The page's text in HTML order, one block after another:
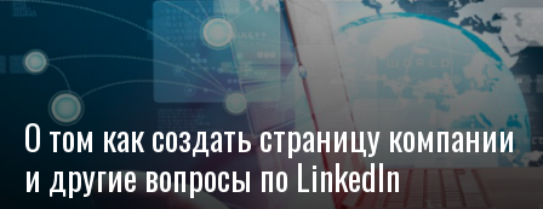
О том как создать страницу компании
и другие вопросы по LinkedIn